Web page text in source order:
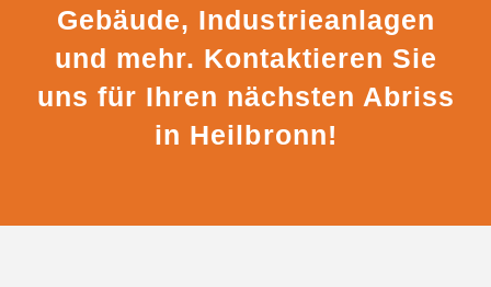
Gebäude, Industrieanlagen
und mehr. Kontaktieren Sie
uns für Ihren nächsten Abriss
in Heilbronn!